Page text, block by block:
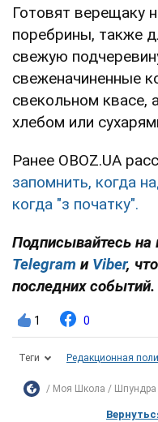
Готовят верещаку
поребрины, также
свежую
свеженачиненные
свекольном квасе,
хлебом или
Ранее OBOZ.UA
запомнить, когда
когда "з початку".
Подписывайтесь на
Telegram и Viber,
последних событий.
1 0
Теги Редакционная
Моя Школа Шпундра